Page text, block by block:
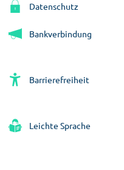
Datenschutz
Bankverbindung
Barrierefreiheit
Leichte Sprache